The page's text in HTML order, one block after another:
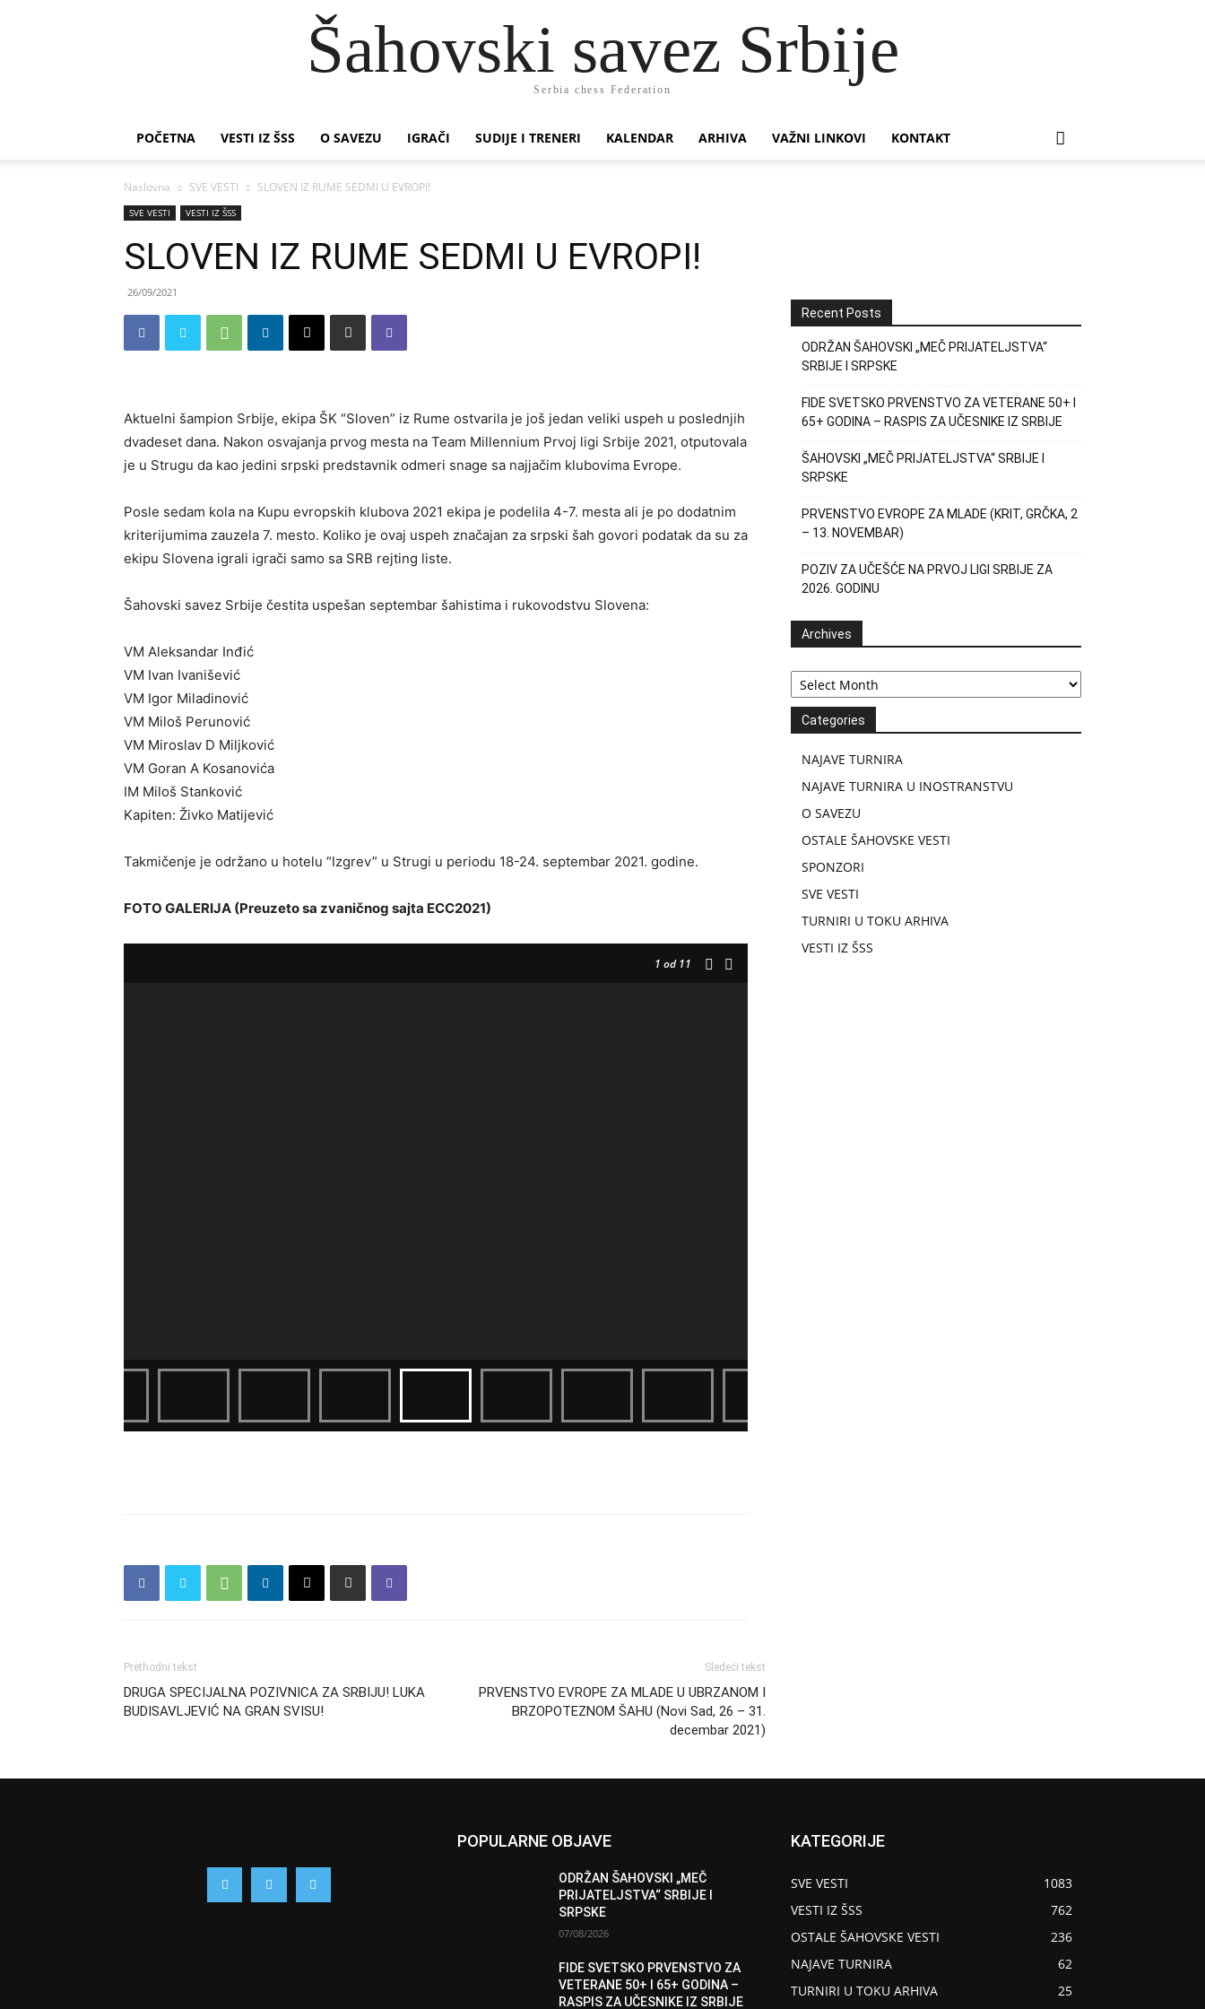
Šahovski savez Srbije
Serbia chess Federation
POČETNA VESTI IZ ŠSS O SAVEZU IGRAČI SUDIJE I TRENERI KALENDAR ARHIVA VAŽNI LINKOVI KONTAKT
Naslovna SVE VESTI SLOVEN IZ RUME SEDMI U EVROPI!
SVE VESTI VESTI IZ ŠSS
SLOVEN IZ RUME SEDMI U EVROPI!
26/09/2021
Aktuelni šampion Srbije, ekipa ŠK “Sloven” iz Rume ostvarila je još jedan veliki uspeh u poslednjih
dvadeset dana. Nakon osvajanja prvog mesta na Team Millennium Prvoj ligi Srbije 2021, otputovala
je u Strugu da kao jedini srpski predstavnik odmeri snage sa najjačim klubovima Evrope.
Posle sedam kola na Kupu evropskih klubova 2021 ekipa je podelila 4-7. mesta ali je po dodatnim
kriterijumima zauzela 7. mesto. Koliko je ovaj uspeh značajan za srpski šah govori podatak da su za
ekipu Slovena igrali igrači samo sa SRB rejting liste.
Šahovski savez Srbije čestita uspešan septembar šahistima i rukovodstvu Slovena:
VM Aleksandar Inđić
VM Ivan Ivanišević
VM Igor Miladinović
VM Miloš Perunović
VM Miroslav D Miljković
VM Goran A Kosanovića
IM Miloš Stanković
Kapiten: Živko Matijević
Takmičenje je održano u hotelu “Izgrev” u Strugi u periodu 18-24. septembar 2021. godine.
FOTO GALERIJA (Preuzeto sa zvaničnog sajta ECC2021)
1 od 11
Prethodni tekst
DRUGA SPECIJALNA POZIVNICA ZA SRBIJU! LUKA
BUDISAVLJEVIĆ NA GRAN SVISU!
Sledeći tekst
PRVENSTVO EVROPE ZA MLADE U UBRZANOM I
BRZOPOTEZNOM ŠAHU (Novi Sad, 26 – 31.
decembar 2021)
Recent Posts
ODRŽAN ŠAHOVSKI „MEČ PRIJATELJSTVA“
SRBIJE I SRPSKE
FIDE SVETSKO PRVENSTVO ZA VETERANE 50+ I
65+ GODINA – RASPIS ZA UČESNIKE IZ SRBIJE
ŠAHOVSKI „MEČ PRIJATELJSTVA“ SRBIJE I
SRPSKE
PRVENSTVO EVROPE ZA MLADE (KRIT, GRČKA, 2
– 13. NOVEMBAR)
POZIV ZA UČEŠĆE NA PRVOJ LIGI SRBIJE ZA
2026. GODINU
Archives
Archives
Categories
NAJAVE TURNIRA
NAJAVE TURNIRA U INOSTRANSTVU
O SAVEZU
OSTALE ŠAHOVSKE VESTI
SPONZORI
SVE VESTI
TURNIRI U TOKU ARHIVA
VESTI IZ ŠSS
POPULARNE OBJAVE
ODRŽAN ŠAHOVSKI „MEČ
PRIJATELJSTVA“ SRBIJE I
SRPSKE
07/08/2026
FIDE SVETSKO PRVENSTVO ZA
VETERANE 50+ I 65+ GODINA –
RASPIS ZA UČESNIKE IZ SRBIJE
KATEGORIJE
SVE VESTI
1083
VESTI IZ ŠSS
762
OSTALE ŠAHOVSKE VESTI
236
NAJAVE TURNIRA
62
TURNIRI U TOKU ARHIVA
25